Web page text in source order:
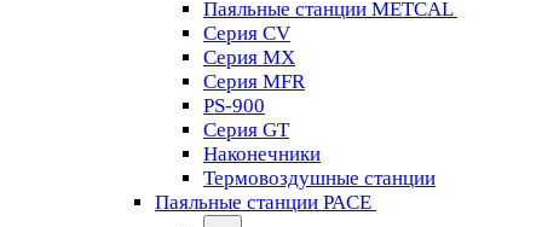
Паяльные станции METCAL
Серия CV
Серия MX
Серия MFR
PS-900
Серия GT
Наконечники
Термовоздушные станции
Паяльные станции PACE